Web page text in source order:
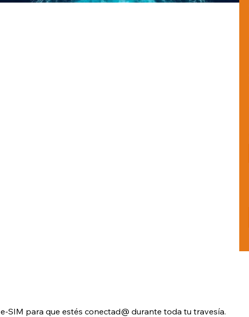
e-SIM para que estés conectad@ durante toda tu travesía.